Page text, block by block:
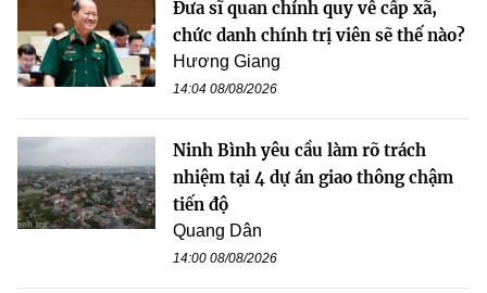
Đưa sĩ quan chính quy về cấp xã,
chức danh chính trị viên sẽ thế nào?
Hương Giang
14:04 08/08/2026
Ninh Bình yêu cầu làm rõ trách
nhiệm tại 4 dự án giao thông chậm
tiến độ
Quang Dân
14:00 08/08/2026